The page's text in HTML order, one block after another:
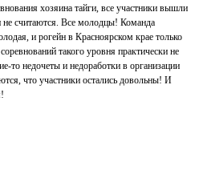
хозяина тайги, все участники вышли
считаются. Все молодцы! Команда
и рогейн в Красноярском крае только
такого уровня практически не
то недочеты и недоработки в организации
что участники остались довольны! И